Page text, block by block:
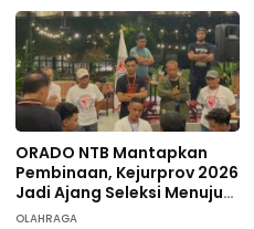
ORADO NTB Mantapkan
Pembinaan, Kejurprov 2026
Jadi Ajang Seleksi Menuju
Nasional
OLAHRAGA